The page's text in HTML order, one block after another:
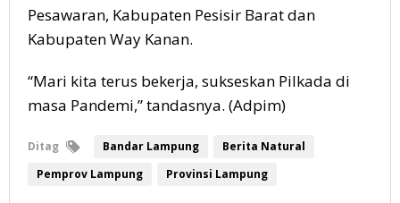
Pesawaran, Kabupaten Pesisir Barat dan
Kabupaten Way Kanan.
“Mari kita terus bekerja, sukseskan Pilkada di
masa Pandemi,” tandasnya. (Adpim)
Ditag Bandar Lampung
Berita Natural
Pemprov Lampung
Provinsi Lampung